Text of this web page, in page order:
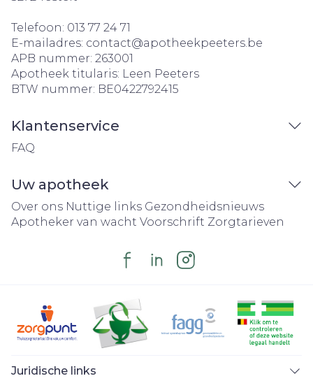
Telefoon: 013 77 24 71
E-mailadres: contact@apotheekpeeters.be
APB nummer: 263001
Apotheek titularis: Leen Peeters
BTW nummer: BE0422792415
Klantenservice
FAQ
Uw apotheek
Over ons Nuttige links Gezondheidsnieuws
Apotheker van wacht Voorschrift Zorgtarieven
Juridische links